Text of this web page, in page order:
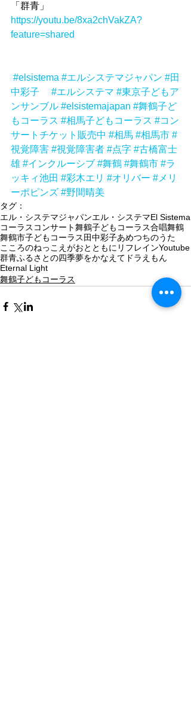
「群青」
https://youtu.be/8xa2chVakZA?
feature=shared
#elsistema #エルシステマジャパン #田
中彩子
#エルシステマ #東京子どもア
ンサンブル #elsistemajapan #舞鶴子ど
もコーラス #相馬子どもコーラス #コン
サートチケット販売中 #相馬 #相馬市 #
視覚障害 #視覚障害者 #点字 #古橋富士
雄 #インクルーシブ #舞鶴 #舞鶴市 #ラ
ッキィ池田 #彩木エリ #オリバー #メリ
ーポピンズ #野間晴美
タグ：
エル・システマジャパンエル・システマEl Sistema
コーラス コンサート舞鶴子どもコーラス合唱舞鶴
舞鶴市子どもコーラス 田中彩子あめつちのうた
こころのねっこ えがおとともに リフレインYoutube
群青ふるさとの四季夢をかなえてドラえもん
Eternal Light
舞鶴子どもコーラス